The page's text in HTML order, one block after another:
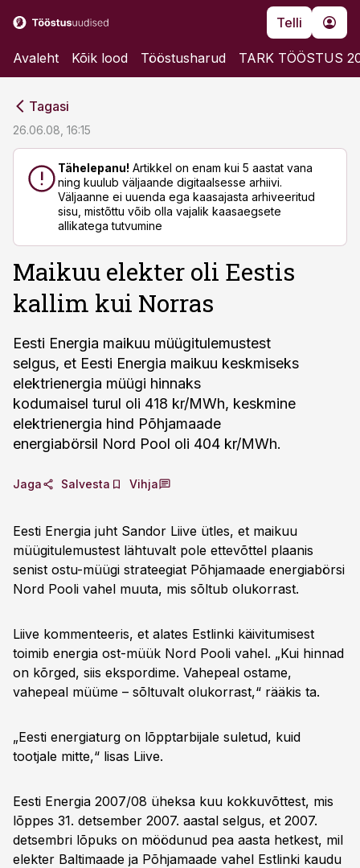
Telli
Avaleht Kõik lood Tööstusharud TARK TÖÖSTUS
Tagasi
26.06.08, 16:15
Tähelepanu! Artikkel on enam kui 5 aastat vana
ning kuulub väljaande digitaalsesse arhiivi.
Väljaanne ei uuenda ega kaasajasta arhiveeritud
sisu, mistõttu võib olla vajalik kaasaegsete
allikatega tutvumine
Maikuu elekter oli Eestis
kallim kui Norras
Eesti Energia maikuu müügitulemustest
selgus, et Eesti Energia maikuu keskmiseks
elektrienergia müügi hinnaks
kodumaisel turul oli 418 kr/MWh, keskmine
elektrienergia hind Põhjamaade
energiabörsil Nord Pool oli 404 kr/MWh.
Jaga Salvesta Vihja
Eesti Energia juht Sandor Liive ütles, et maikuu
müügitulemustest lähtuvalt pole ettevõttel plaanis
senist ostu-müügi strateegiat Põhjamaade energiabörsi
Nord Pooli vahel muuta, mis sõltub olukorrast.
Liive kommenteeris, et alates Estlinki käivitumisest
toimib energia ost-müük Nord Pooli vahel. „Kui hinnad
on kõrged, siis ekspordime. Vahepeal ostame,
vahepeal müüme – sõltuvalt olukorrast,“ rääkis ta.
„Eesti energiaturg on lõpptarbijale suletud, kuid
tootjale mitte,“ lisas Liive.
Eesti Energia 2007/08 üheksa kuu kokkuvõttest, mis
lõppes 31. detsember 2007. aastal selgus, et 2007.
detsembri lõpuks on möödunud pea aasta hetkest, mil
elekter Baltimaade ja Põhjamaade vahel Estlinki kaudu